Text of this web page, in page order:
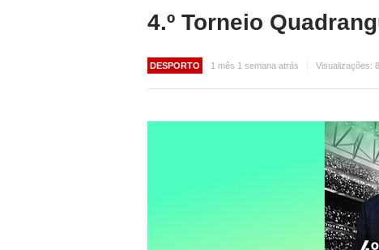
4.º Torneio
DESPORTO 1 mês 1 semana atrás Visualizações: